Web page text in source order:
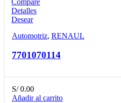
Compare
Detalles
Desear
Automotriz, RENAUL
7701070114
S/0.00
Añadir al carrito